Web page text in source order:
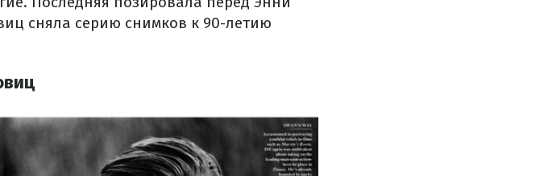
сняла серию снимков к 90-летию